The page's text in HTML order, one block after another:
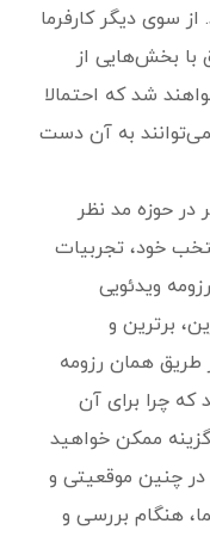
سوی دیگر کارفرما
با بخش‌هایی از
شد که احتمالا
به آن دست
در حوزه مد نظر
خود، تجربیات
ویدئویی
برترین و
طریق همان رزومه
که چرا برای آن
ممکن خواهید
در چنین موقعیتی و
هنگام بررسی و